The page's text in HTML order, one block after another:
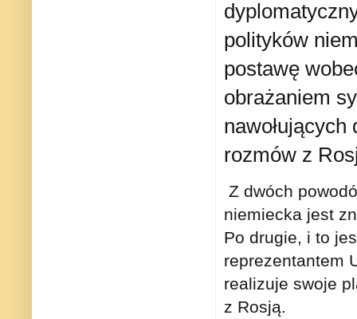
polityków
postawę
obrażaniem
rozmów z
Z dwóch
niemiecka jest
Po drugie, i to
reprezentantem
realizuje swoje
z Rosją.